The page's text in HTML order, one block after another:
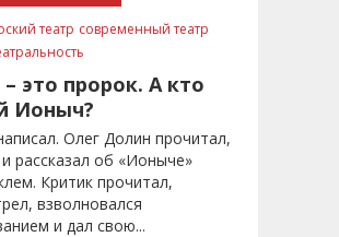
театр современный театр
это пророк. А кто
Ионыч?
Олег Долин прочитал,
рассказал об «Ионыче»
Критик прочитал,
взволновался
и дал свою...